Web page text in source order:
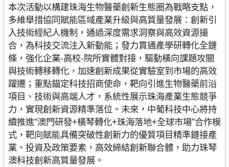
本次活動以構建珠海生物醫藥創新生態圈為戰略支點，
多維舉措協同賦能區域產業升級與高質量發展：創新引
入技術經紀人機制，通過深度需求洞察與高效資源撮
合，為科技交流注入新動能；發力貫通產學研轉化全鏈
條，強化企業-高校-院所實體對接，驅動橫向課題攻關
與技術轉移轉化，加速創新成果從實驗室到市場的高效
躍遷；重點錨定科技招商使命，靶向引進生物醫藥前沿
項目、技術與高端人才，系統性展示珠海產業生態競爭
力，實現創新資源精準落位。未來，中葡科技中心將持
續推進“澳門研發+橫琴轉化+珠海落地+全球市場”合作模
式，靶向賦能具備突破性創新力的優質項目精準鏈接產
業、投資及政策要素，高效締結創新聯合體，助力珠琴
澳科技創新高質量發展。